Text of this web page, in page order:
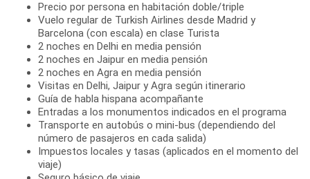
Precio por persona en habitación doble/triple
Vuelo regular de Turkish Airlines desde Madrid y
Barcelona (con escala) en clase Turista
2 noches en Delhi en media pensión
2 noches en Jaipur en media pensión
2 noches en Agra en media pensión
Visitas en Delhi, Jaipur y Agra según itinerario
Guía de habla hispana acompañante
Entradas a los monumentos indicados en el programa
Transporte en autobús o mini-bus (dependiendo del
número de pasajeros en cada salida)
Impuestos locales y tasas (aplicados en el momento del
viaje)